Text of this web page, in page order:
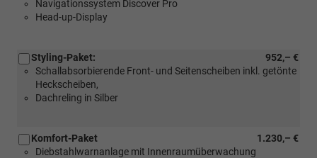
Navigationssystem Discover Pro
Head-up-Display
952,– €
Styling-Paket:
Schallabsorbierende Front- und Seitenscheiben inkl. getönte
Heckscheiben,
Dachreling in Silber
1.230,– €
Komfort-Paket
Diebstahlwarnanlage mit Innenraumüberwachung